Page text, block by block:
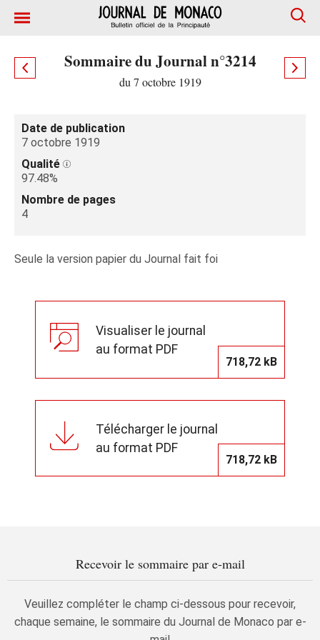
Sommaire du Journal n°3214
du 7 octobre 1919
Date de publication
7 octobre 1919
Qualité
97.48%
Nombre de pages
4
Seule la version papier du Journal fait foi
Visualiser le journal
au format PDF
718,72 kB
Télécharger le journal
au format PDF
718,72 kB
Recevoir le sommaire par e-mail
Veuillez compléter le champ ci-dessous pour recevoir,
chaque semaine, le sommaire du Journal de Monaco par e-